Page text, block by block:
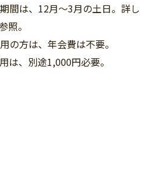
間は、12月〜3月の土日。詳し
照。
の方は、年会費は不要。
は、別途1,000円必要。